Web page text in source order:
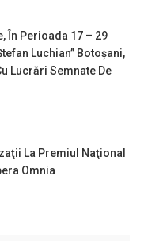
În Perioada 17 – 29
Luchian” Botoşani,
Lucrări Semnate De
La Premiul Naţional
Omnia